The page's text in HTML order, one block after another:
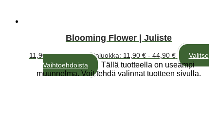
Blooming Flower | Juliste
11,90€ – 44,90€Hintaluokka: 11,90 € - 44,90 €
Valitse
Vaihtoehdoista
Tällä tuotteella on useampi
muunnelma. Voit tehdä valinnat tuotteen sivulla.